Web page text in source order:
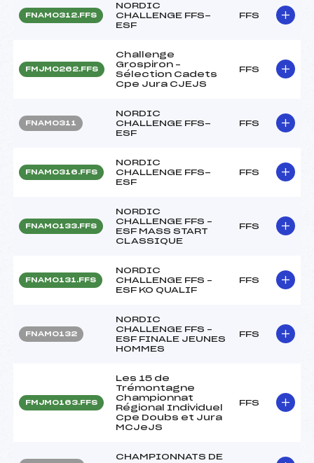
FNAM0312.FFS
NORDIC
CHALLENGE FFS-
ESF
FFS
FMJM0262.FFS
Challenge
Grospiron –
Sélection Cadets
Cpe Jura CJEJS
FFS
FNAM0311
NORDIC
CHALLENGE FFS-
ESF
FFS
FNAM0316.FFS
NORDIC
CHALLENGE FFS-
ESF
FFS
FNAM0133.FFS
NORDIC
CHALLENGE FFS –
ESF MASS START
CLASSIQUE
FFS
FNAM0131.FFS
NORDIC
CHALLENGE FFS –
ESF KO QUALIF
FFS
FNAM0132
NORDIC
CHALLENGE FFS –
ESF FINALE JEUNES
HOMMES
FFS
FMJM0163.FFS
Les 15 de
Trémontagne
Championnat
Régional Individuel
Cpe Doubs et Jura
MCJeJS
FFS
CHAMPIONNATS DE